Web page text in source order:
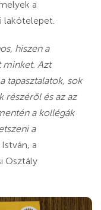
a
lakótelepet.
hiszen a
minket. Azt
tapasztalatok, sok
részéről és az az
a kollégák
a
a
Osztály